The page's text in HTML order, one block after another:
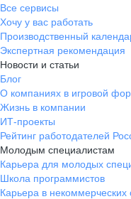
Все сервисы
Хочу у вас работать
Производственный
Экспертная рекомендация
Новости и статьи
Блог
О компаниях в игровой
Жизнь в компании
ИТ-проекты
Рейтинг работодателей
Молодым специалистам
Карьера для молодых
Школа программистов
Карьера в некоммерческих